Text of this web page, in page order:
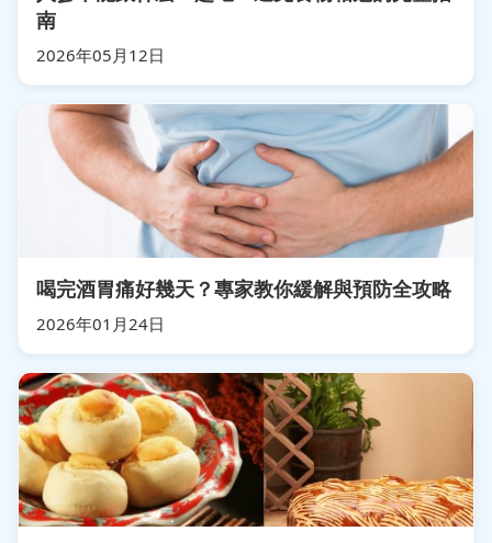
南
2026年05月12日
喝完酒胃痛好幾天？專家教你緩解與預防全攻略
2026年01月24日